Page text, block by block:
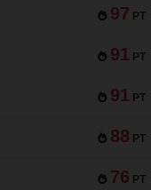
97 PT
91 PT
91 PT
88 PT
76 PT